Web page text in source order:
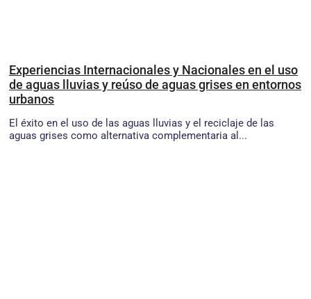
Experiencias Internacionales y Nacionales en el uso
de aguas lluvias y reúso de aguas grises en entornos
urbanos
El éxito en el uso de las aguas lluvias y el reciclaje de las
aguas grises como alternativa complementaria al...